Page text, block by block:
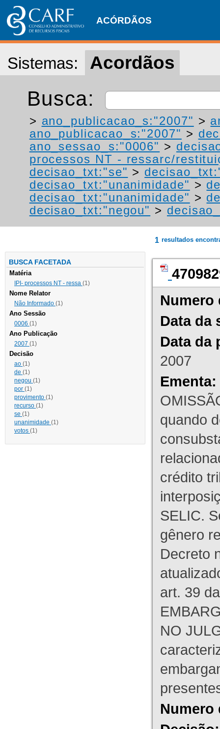
ACÓRDÃOS
Sistemas: Acordãos
Busca:
> ano_publicacao_s:"2007" >
ano_publicacao_s:"2007" >
ano_sessao_s:"0006" >
processos NT - ressarc/
decisao_txt:"se" >
decisao_txt:"unanimidade" >
decisao_txt:"unanimidade" >
decisao_txt:"negou" >
BUSCA FACETADA
Matéria
IPI- processos NT - ressa (1)
Nome Relator
Não Informado (1)
Ano Sessão
0006 (1)
Ano Publicação
2007 (1)
Decisão
ao (1)
de (1)
negou (1)
por (1)
provimento (1)
recurso (1)
se (1)
unanimidade (1)
votos (1)
1 resultados
Numero
Data da
Data da
2007
Ementa:
quando
crédito
SELIC.
gênero
Decreto
art. 39
NO
Numero